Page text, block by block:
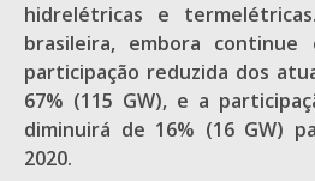
hidrelétricas e
brasileira, embora continue
participação reduzida dos
67% (115 GW), e a
diminuirá de 16% (16 GW)
2020.